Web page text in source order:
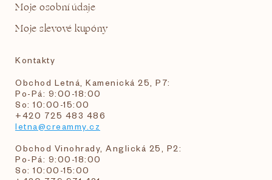
Moje osobní údaje
Moje slevové kupóny
Kontakty
Obchod Letná, Kamenická 25, P7:
Po-Pá: 9:00-18:00
So: 10:00-15:00
+420 725 483 486
letna@creammy.cz
Obchod Vinohrady, Anglická 25, P2:
Po-Pá: 9:00-18:00
So: 10:00-15:00